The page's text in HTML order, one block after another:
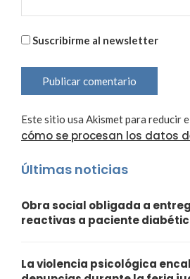
Suscribirme al newsletter
Este sitio usa Akismet para reducir
cómo se procesan los datos
Últimas noticias
Obra social obligada a
reactivas a paciente
La violencia psicológica